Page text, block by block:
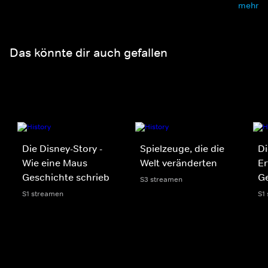
mehr
Das könnte dir auch gefallen
Die Disney-Story -
Wie eine Maus
Geschichte schrieb
S1 streamen
Spielzeuge, die die
Welt veränderten
S3 streamen